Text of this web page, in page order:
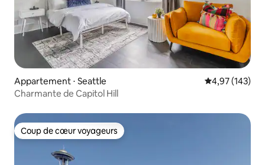
Appartement ⋅ Seattle Évaluation
4,97 (143)
Charmante de Capitol Hill
Coup de cœur voyageurs
Coup de cœur voyageurs